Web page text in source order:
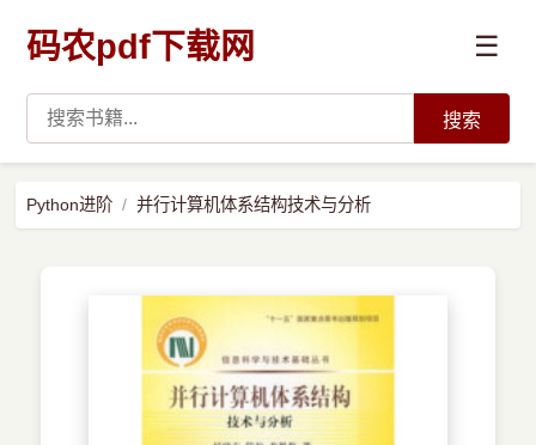
码农pdf下载网 ☰
搜索
Python进阶 并行计算机体系结构技术与分析